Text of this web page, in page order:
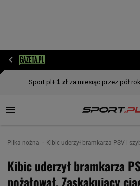
Piłka nożna Kibic uderzył bramkarza PSV i
Kibic uderzył bramkarza
pożałował. Zaskakujący